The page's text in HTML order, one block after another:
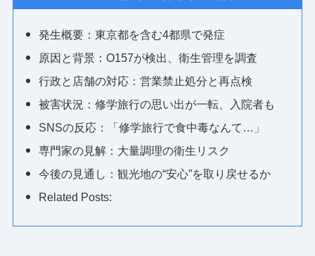
発生概要：東京都を含む4都県で発症
原因と背景：O157が検出、衛生管理を調査
行政と店舗の対応：営業禁止処分と再点検
被害状況：修学旅行の思い出が一転、入院者も
SNSの反応：「修学旅行で食中毒なんて…」
専門家の見解：大量調理の衛生リスク
今後の見通し：観光地の“安心”を取り戻せるか
Related Posts: